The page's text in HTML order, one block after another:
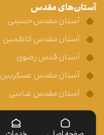
آستان‌های مقدس
آستان مقدس حسینی
آستان مقدس کاظمین
آستان قدس رضوی
آستان مقدس عسکریین
آستان مقدس عباسی